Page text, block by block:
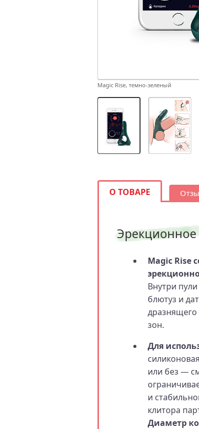
Magic Rise, темно-зеленый
О ТОВАРЕ
Эрекционное
Magic Rise
Внутри
блютуз и
дразнящего
зон.
Для
или без —
и
клитора
Диаметр